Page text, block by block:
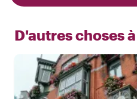
D'autres choses